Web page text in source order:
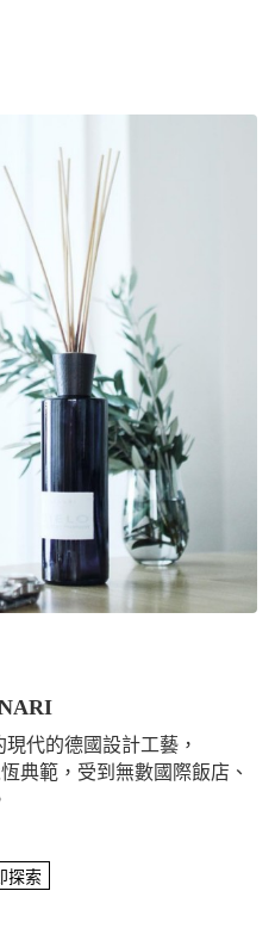
代的德國設計工藝，
典範，受到無數國際飯店、